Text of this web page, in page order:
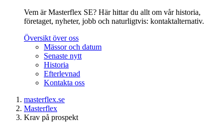
Vem är Masterflex SE? Här hittar du allt om vår historia,
företaget, nyheter, jobb och naturligtvis: kontaktalternativ.
Översikt över oss
Mässor och datum
Senaste nytt
Historia
Efterlevnad
Kontakta oss
masterflex.se
Masterflex
Krav på prospekt